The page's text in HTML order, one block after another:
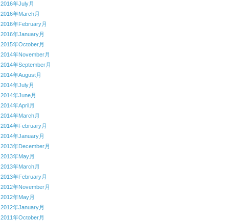
2016年July月
2016年March月
2016年February月
2016年January月
2015年October月
2014年November月
2014年September月
2014年August月
2014年July月
2014年June月
2014年April月
2014年March月
2014年February月
2014年January月
2013年December月
2013年May月
2013年March月
2013年February月
2012年November月
2012年May月
2012年January月
2011年October月